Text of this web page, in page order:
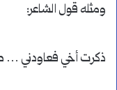
ومثله قول الشاعر:
ذكرت أخي فعاودني …